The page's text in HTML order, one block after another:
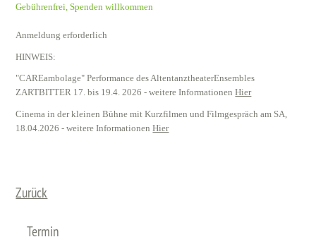
Gebührenfrei , Spenden willkommen
Anmeldung erforderlich
HINWEIS:
"CAREambolage" Performance des AltentanztheaterEnsembles
ZARTBITTER 17. bis 19.4. 2026 - weitere InformationenHier
Cinema in der kleinen Bühne mit Kurzfilmen und Filmgespräch am SA,
18.04.2026 - weitere InformationenHier
Zurück
Termin